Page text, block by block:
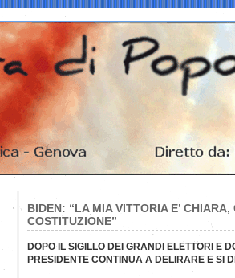
BIDEN: “LA MIA VITTORIA E’
COSTITUZIONE”
DOPO IL SIGILLO DEI GRANDI ELETTORI E
PRESIDENTE CONTINUA A DELIRARE E SI